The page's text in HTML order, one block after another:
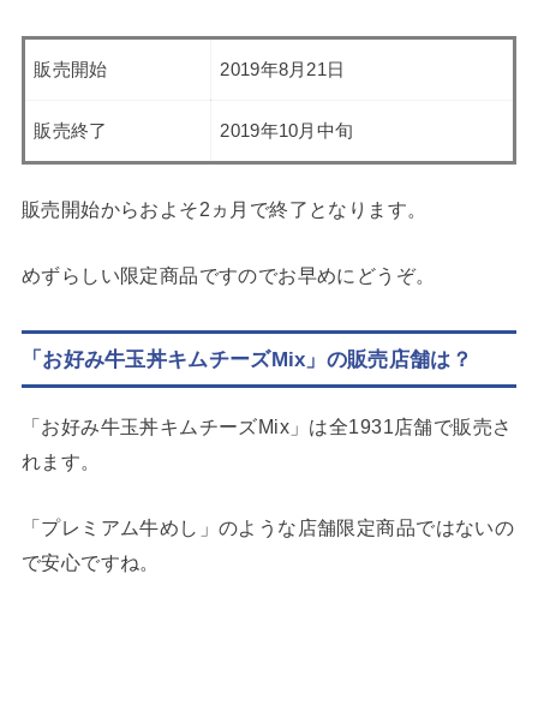
販売開始 2019年8月21日
販売終了 2019年10月中旬
販売開始からおよそ2ヵ月で終了となります。
めずらしい限定商品ですのでお早めにどうぞ。
「お好み牛玉丼キムチーズMix」の販売店舗は？
「お好み牛玉丼キムチーズMix」は全1931店舗で販売さ
れます。
「プレミアム牛めし」のような店舗限定商品ではないの
で安心ですね。